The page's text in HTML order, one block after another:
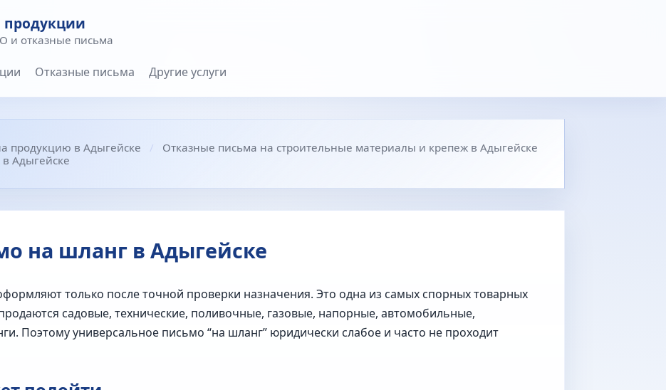
и отказные письма
Отказные письма Другие услуги
продукцию в Адыгейске
Отказные письма на строительные материалы и крепеж в Адыгейске
Адыгейске
на шланг в Адыгейске
только после точной проверки назначения. Это одна из самых спорных товарных
садовые, технические, поливочные, газовые, напорные, автомобильные,
Поэтому универсальное письмо “на шланг” юридически слабое и часто не проходит